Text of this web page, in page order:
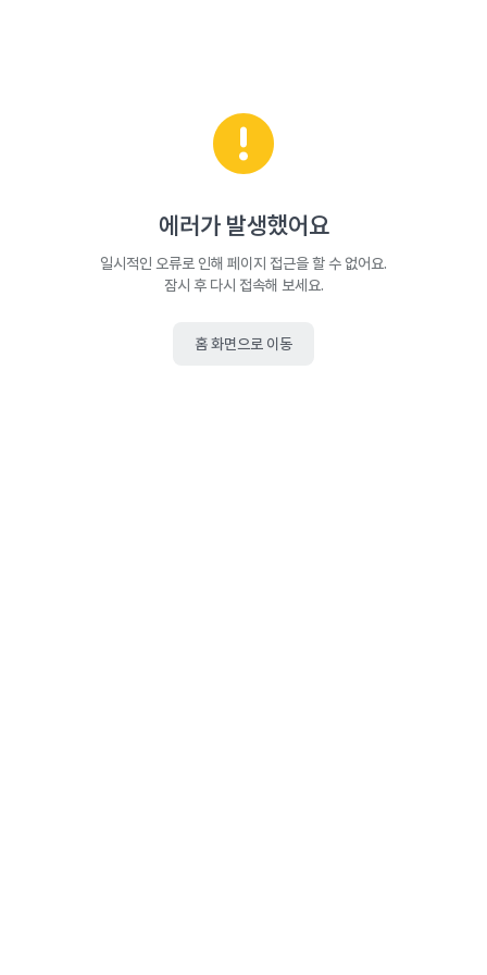
에러가 발생했어요
일시적인 오류로 인해 페이지 접근을 할 수 없어요.
잠시 후 다시 접속해 보세요.
홈 화면으로 이동